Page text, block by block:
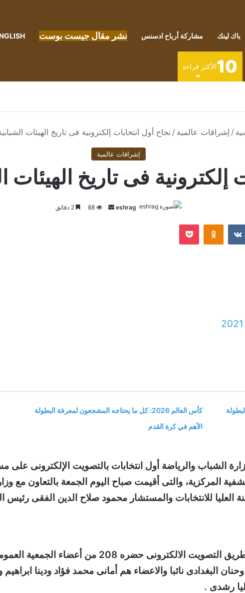
باك لينك مشاركة أرباح ادسنس نشر مقال جيست بوست
10الأكثر قراءة
/ إشراقات عالمية / نجاح أول انتخابات إلكترونية فى تاريخ الهيئات
إشراقات عالمية
إلكترونية فى تاريخ الهيئات
eshrag
أرسل88 2 دقائق
Odnoklassniki
‫Pocket
2021
البطولة
كأس العالم 2026: كل ما يحتاجه المشجعون لمعرفة البطولة
الأهم في كرة القدم
الشباب والرياضة أول انتخابات بالتصويت الإلكترونى على
المركزية، والتى أقيمت صباح اليوم الجمعة بالتعاون مع
للانتخابات والمستشار محمود صلاح الدين الفقى رئيس
من أعضاء الجمعية العمومية ولا يوجد أى أصوات باطلة
وحنان البغدادى نائبا والاعضاء هم أمانى محمد فؤاد ودينا
رشدى .